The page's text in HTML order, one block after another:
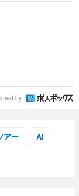
by
アー AI